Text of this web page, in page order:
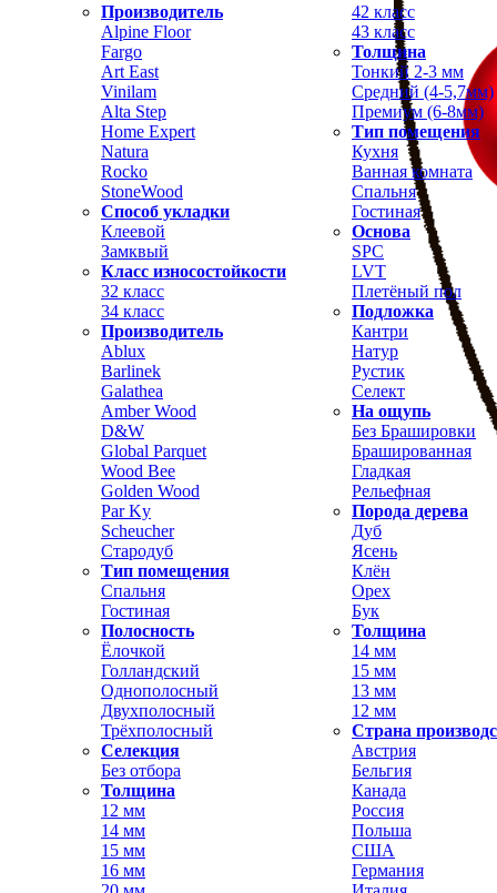
Производитель
Alpine Floor
Fargo
Art East
Vinilam
Alta Step
Home Expert
Natura
Rocko
StoneWood
Способ укладки
Клеевой
Замквый
Класс износостойкости
32 класс
34 класс
42 класс
43 класс
Толщина
Тонкий 2-3 мм
Средний (4-5,7мм)
Премиум (6-8мм)
Тип помещения
Кухня
Ванная комната
Спальня
Гостиная
Основа
SPC
LVT
Плетёный пол
Подложка
Производитель
Ablux
Barlinek
Galathea
Amber Wood
D&W
Global Parquet
Wood Bee
Golden Wood
Par Ky
Scheucher
Стародуб
Тип помещения
Спальня
Гостиная
Полосность
Ёлочкой
Голландский
Однополосный
Двухполосный
Трёхполосный
Селекция
Без отбора
Кантри
Натур
Рустик
Селект
На ощупь
Без Брашировки
Брашированная
Гладкая
Рельефная
Порода дерева
Дуб
Ясень
Клён
Орех
Бук
Толщина
14 мм
15 мм
13 мм
12 мм
Страна
Австрия
Бельгия
Толщина
12 мм
14 мм
15 мм
16 мм
Канада
Россия
Польша
США
Германия